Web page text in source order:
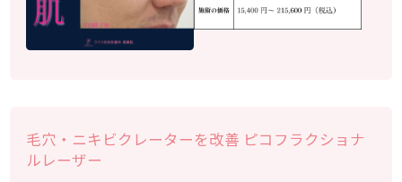
毛穴・ニキビクレーターを改善 ピコフラクショナ
ルレーザー